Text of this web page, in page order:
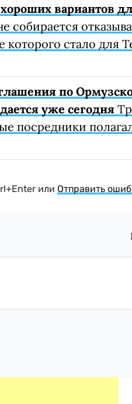
вариантов
собирается
стало для
по
уже сегодня
посредники
или Отправить